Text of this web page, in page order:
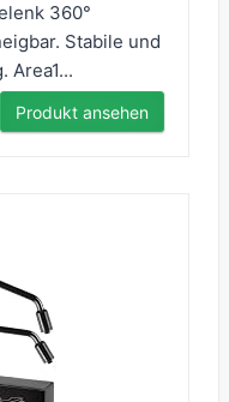
360°
Stabile und
Area1...
Produkt ansehen